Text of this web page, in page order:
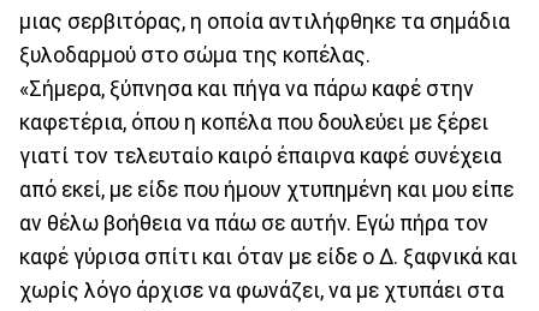
μιας σερβιτόρας, η οποία αντιλήφθηκε τα σημάδια
ξυλοδαρμού στο σώμα της κοπέλας.
«Σήμερα, ξύπνησα και πήγα να πάρω καφέ στην
καφετέρια, όπου η κοπέλα που δουλεύει με ξέρει
γιατί τον τελευταίο καιρό έπαιρνα καφέ συνέχεια
από εκεί, με είδε που ήμουν χτυπημένη και μου είπε
αν θέλω βοήθεια να πάω σε αυτήν. Εγώ πήρα τον
καφέ γύρισα σπίτι και όταν με είδε ο Δ. ξαφνικά και
χωρίς λόγο άρχισε να φωνάζει, να με χτυπάει στα